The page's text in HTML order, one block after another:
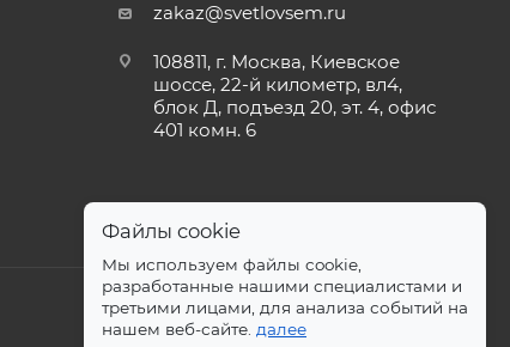
zakaz@svetlovsem.ru
108811, г. Москва, Киевское
шоссе, 22-й километр, вл4,
блок Д, подъезд 20, эт. 4, офис
401 комн. 6
Файлы cookie
Мы используем файлы cookie,
разработанные нашими специалистами и
третьими лицами, для анализа событий на
нашем веб-сайте. далее